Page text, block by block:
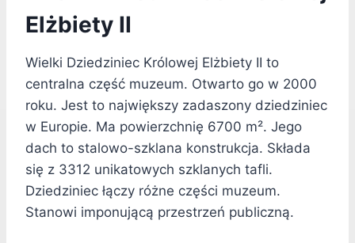
Elżbiety II
Wielki Dziedziniec Królowej Elżbiety II to
centralna część muzeum. Otwarto go w 2000
roku. Jest to największy zadaszony dziedziniec
w Europie. Ma powierzchnię 6700 m². Jego
dach to stalowo-szklana konstrukcja. Składa
się z 3312 unikatowych szklanych tafli.
Dziedziniec łączy różne części muzeum.
Stanowi imponującą przestrzeń publiczną.